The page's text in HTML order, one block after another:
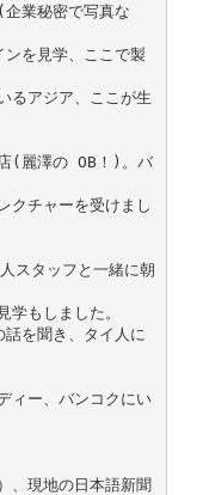
業秘密で写真な
を見学、ここで製
るアジア、ここが生
(麗澤の OB！)。バ
クチャーを受けまし
スタッフと一緒に朝
もしました。
を聞き、タイ人に
ィー、バンコクにい
、現地の日本語新聞